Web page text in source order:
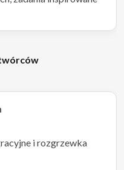
twórców
i rozgrzewka